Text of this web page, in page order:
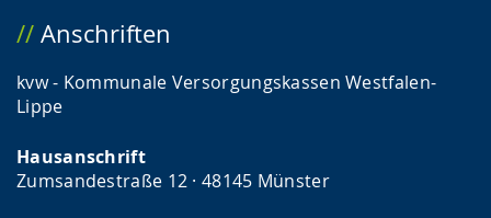
Anschriften
kvw - Kommunale Versorgungskassen Westfalen-
Lippe
Hausanschrift
Zumsandestraße 12 · 48145 Münster